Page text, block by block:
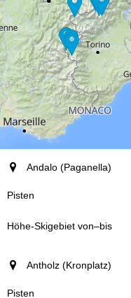
Ort (Region)
Pisten
Andalo (Paganella)
Antholz (Kronplatz)